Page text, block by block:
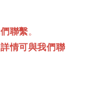
聯繫。
情可與我們聯